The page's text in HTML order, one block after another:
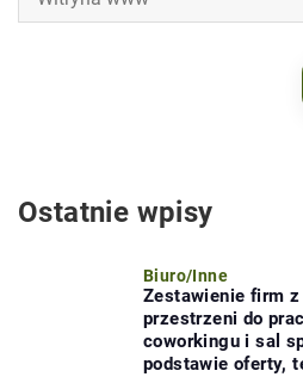
Ostatnie wpisy
Biuro/Inne
Zestawienie firm
przestrzeni do
coworkingu i sal
podstawie oferty,